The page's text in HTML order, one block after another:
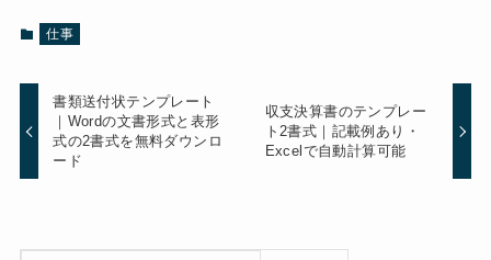
仕事
書類送付状テンプレート
｜Wordの文書形式と表形
式の2書式を無料ダウンロ
ード
収支決算書のテンプレー
ト2書式｜記載例あり・
Excelで自動計算可能